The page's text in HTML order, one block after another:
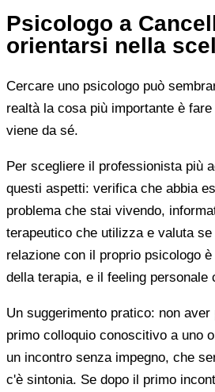
Psicologo a
orientarsi nella
Cercare uno psicologo può
realtà la cosa più importante è
viene da sé.
Per scegliere il professionista più
questi aspetti: verifica che abbia
problema che stai vivendo,
terapeutico che utilizza e valuta
relazione con il proprio psicologo
della terapia, e il feeling personale
Un suggerimento pratico: non
primo colloquio conoscitivo a uno
un incontro senza impegno, che
c'è sintonia. Se dopo il primo